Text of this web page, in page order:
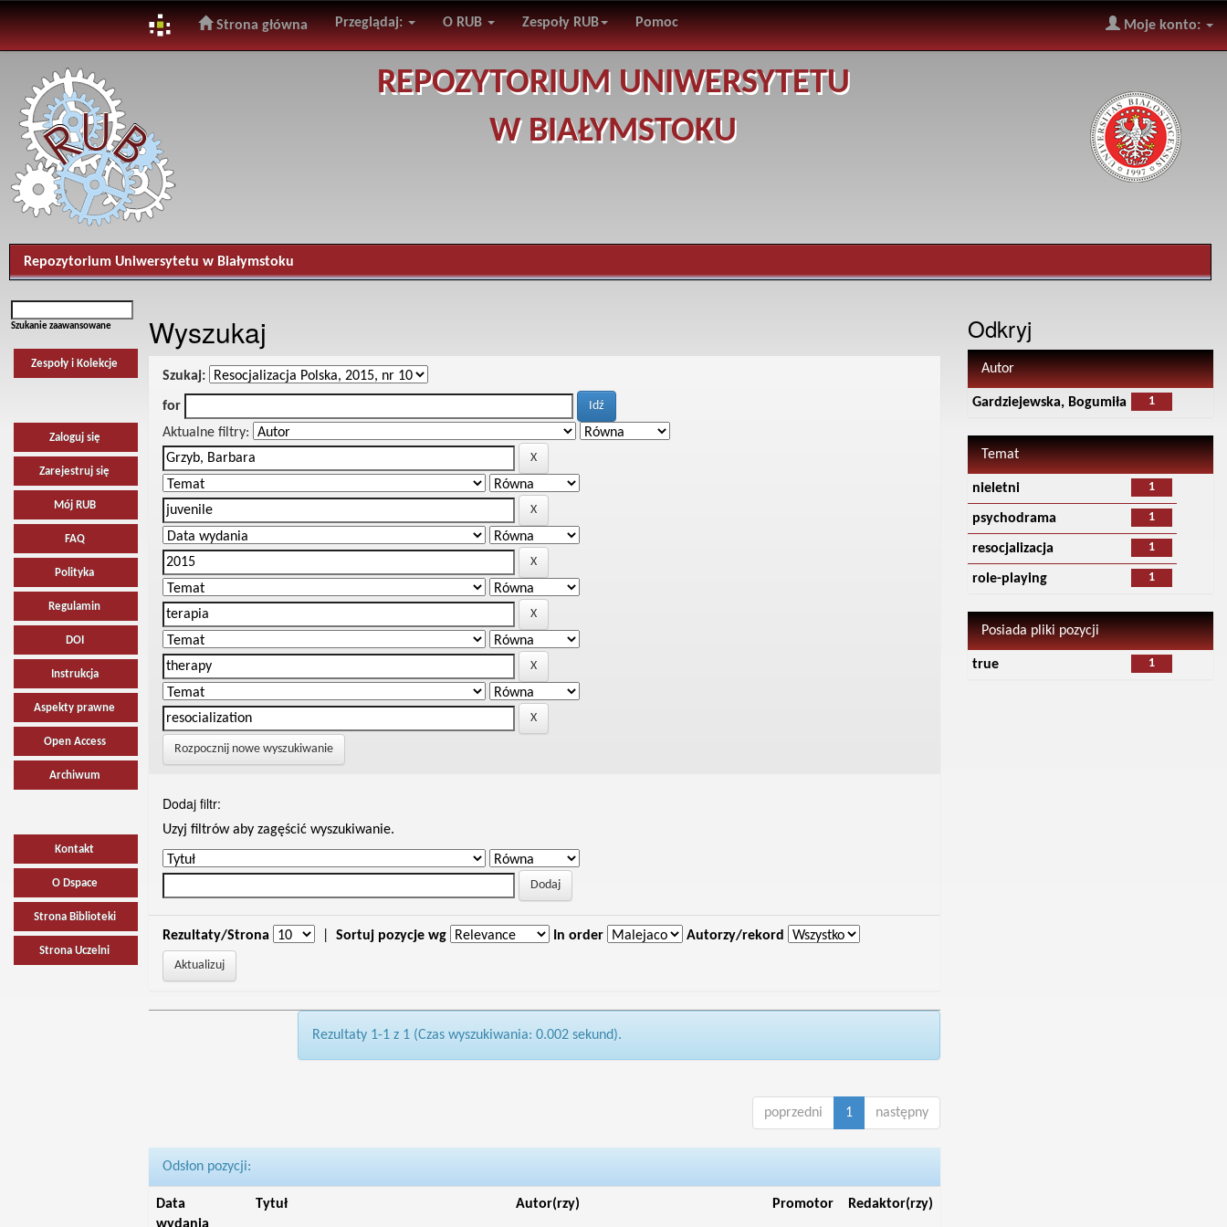
navigation
Strona główna Przeglądaj: O RUB Zespoły RUB Pomoc Moje konto:
REPOZYTORIUM UNIWERSYTETU
W BIAŁYMSTOKU
Repozytorium Uniwersytetu w Białymstoku
Szukanie zaawansowane
Zespoły i Kolekcje
Zaloguj się
Zarejestruj się
Mój RUB
FAQ
Polityka
Regulamin
DOI
Instrukcja
Aspekty prawne
Open Access
Archiwum
Kontakt
O Dspace
Strona Biblioteki
Strona Uczelni
Wyszukaj
Szukaj:
for
Aktualne filtry:
Rozpocznij nowe wyszukiwanie
Dodaj filtr:
Uzyj filtrów aby zagęścić wyszukiwanie.
Rezultaty/Strona Sortuj pozycje wg In order Autorzy/rekord
Rezultaty 1-1 z 1 (Czas wyszukiwania: 0.002 sekund).
poprzedni 1 następny
Odsłon pozycji:
Data
Tytuł Autor(rzy) Promotor Redaktor(rzy)
Odkryj
Autor
1
Gardziejewska, Bogumiła
Temat
1
nieletni
1
psychodrama
1
resocjalizacja
1
role-playing
Posiada pliki pozycji
1
true